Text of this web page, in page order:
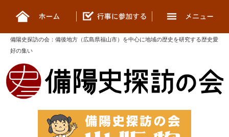
備陽史探訪の会 ： 備後地方（広島県福山市）を中心に地域の歴史を研究する歴史愛
好の集い